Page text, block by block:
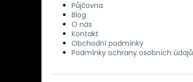
Půjčovna
Blog
O nás
Kontakt
Obchodní podmínky
Podmínky ochrany osobních údajů